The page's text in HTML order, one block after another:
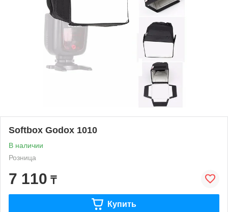
Softbox Godox 1010
В наличии
Розница
7 110 ₸
Купить